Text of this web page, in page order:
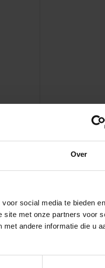
Over
social media te bieden
site met onze partners voor
andere informatie die u